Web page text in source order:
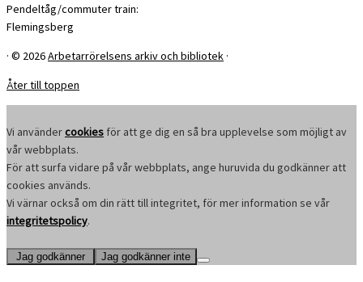
Pendeltåg/commuter train:
Flemingsberg
· © 2026Arbetarrörelsens arkiv och bibliotek ·
Åter till toppen
Vi användercookies för att ge dig en så bra upplevelse som möjligt av
vår webbplats.
För att surfa vidare på vår webbplats, ange huruvida du godkänner att
cookies används.
Vi värnar också om din rätt till integritet, för mer information se vår
integritetspolicy.
Jag godkänner Jag godkänner inte